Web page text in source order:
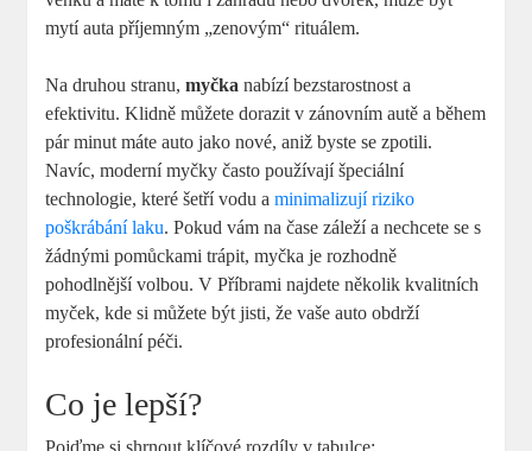
mytí auta příjemným „zenovým“ rituálem.
Na druhou stranu,myčka nabízí bezstarostnost a
efektivitu. Klidně můžete dorazit v zánovním autě a během
pár minut máte auto jako nové, aniž byste se zpotili.
Navíc, moderní myčky často používají špeciální
technologie, které šetří vodu aminimalizují riziko
poškrábání laku. Pokud vám na čase záleží a nechcete se s
žádnými pomůckami trápit, myčka je rozhodně
pohodlnější volbou. V Příbrami najdete několik kvalitních
myček, kde si můžete být jisti, že vaše auto obdrží
profesionální péči.
Co je lepší?